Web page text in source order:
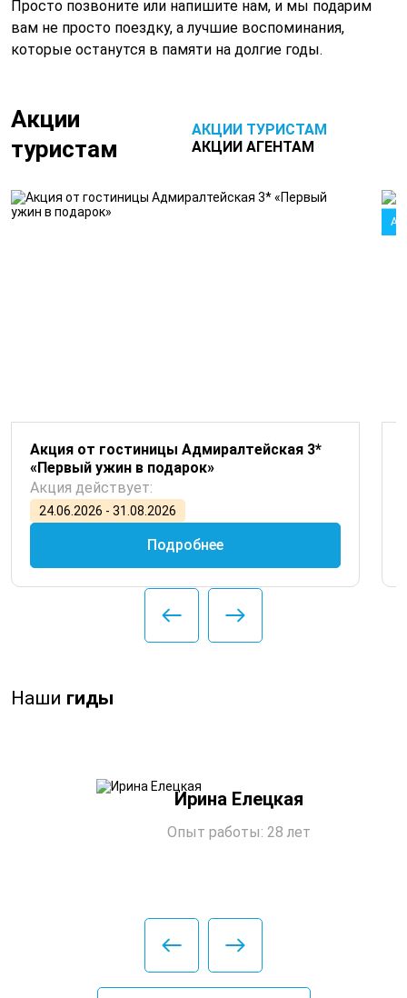
Просто позвоните или напишите нам, и мы подарим
вам не просто поездку, а лучшие воспоминания,
которые останутся в памяти на долгие годы.
Акции
туристам
АКЦИИ ТУРИСТАМ
АКЦИИ АГЕНТАМ
Акция от гостиницы Адмиралтейская 3*
«Первый ужин в подарок»
Акция действует:
24.06.2026 - 31.08.2026
Подробнее
Наши гиды
Ирина Елецкая
Опыт работы: 28 лет